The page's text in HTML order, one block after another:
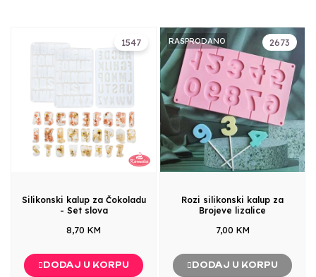
1547
Silikonski kalup za Čokoladu
- Set slova
8,70 KM
DODAJ U KORPU
2673
RASPRODANO
Rozi silikonski kalup za
Brojeve lizalice
7,00 KM
DODAJ U KORPU